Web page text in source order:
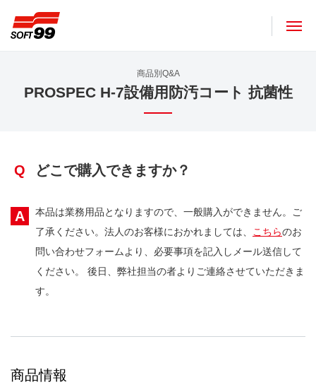
商品別Q&A
PROSPEC H-7設備用防汚コート 抗菌性
Q どこで購入できますか？
A
本品は業務用品となりますので、一般購入ができません。ご
了承ください。法人のお客様におかれましては、
こちらのお
問い合わせフォームより、必要事項を記入しメール送信して
ください。 後日、弊社担当の者よりご連絡させていただきま
す。
商品情報